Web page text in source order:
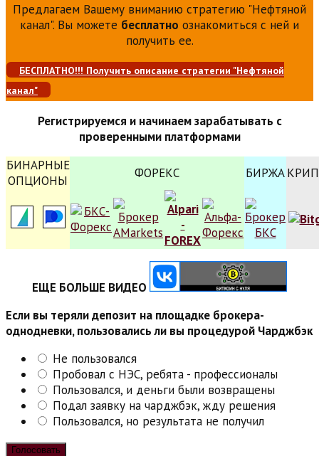
Предлагаем Вашему вниманию стратегию "Нефтяной
канал". Вы можете бесплатно ознакомиться с ней и
получить ее.
БЕСПЛАТНО!!! Получить описание стратегии "Нефтяной
канал"
Регистрируемся и начинаем зарабатывать с
проверенными платформами
БИНАРНЫЕ
ОПЦИОНЫ
ФОРЕКС БИРЖА
ЕЩЕ БОЛЬШЕ ВИДЕО
Если вы теряли депозит на площадке брокера-
однодневки, пользовались ли вы процедурой Чарджбэк
Не пользовался
Пробовал с НЭС, ребята - профессионалы
Пользовался, и деньги были возвращены
Подал заявку на чарджбэк, жду решения
Пользовался, но результата не получил